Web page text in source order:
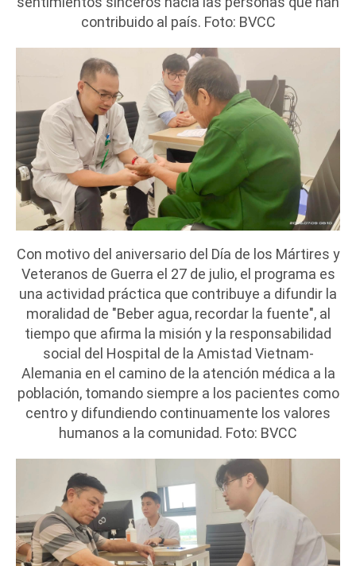
contribuido al país. Foto: BVCC
Con motivo del aniversario del Día de los Mártires y
Veteranos de Guerra el 27 de julio, el programa es
una actividad práctica que contribuye a difundir la
moralidad de "Beber agua, recordar la fuente", al
tiempo que afirma la misión y la responsabilidad
social del Hospital de la Amistad Vietnam-
Alemania en el camino de la atención médica a la
población, tomando siempre a los pacientes como
centro y difundiendo continuamente los valores
humanos a la comunidad. Foto: BVCC